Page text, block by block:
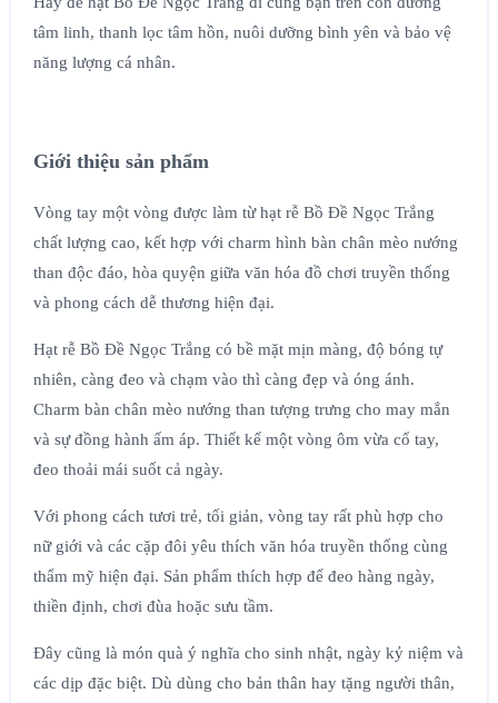
tâm linh, thanh lọc tâm hồn, nuôi dưỡng bình yên và bảo vệ
năng lượng cá nhân.
Giới thiệu sản phẩm
Vòng tay một vòng được làm từ hạt rễ Bồ Đề Ngọc Trắng
chất lượng cao, kết hợp với charm hình bàn chân mèo nướng
than độc đáo, hòa quyện giữa văn hóa đồ chơi truyền thống
và phong cách dễ thương hiện đại.
Hạt rễ Bồ Đề Ngọc Trắng có bề mặt mịn màng, độ bóng tự
nhiên, càng đeo và chạm vào thì càng đẹp và óng ánh.
Charm bàn chân mèo nướng than tượng trưng cho may mắn
và sự đồng hành ấm áp. Thiết kế một vòng ôm vừa cổ tay,
đeo thoải mái suốt cả ngày.
Với phong cách tươi trẻ, tối giản, vòng tay rất phù hợp cho
nữ giới và các cặp đôi yêu thích văn hóa truyền thống cùng
thẩm mỹ hiện đại. Sản phẩm thích hợp để đeo hàng ngày,
thiền định, chơi đùa hoặc sưu tầm.
Đây cũng là món quà ý nghĩa cho sinh nhật, ngày kỷ niệm và
các dịp đặc biệt. Dù dùng cho bản thân hay tặng người thân,